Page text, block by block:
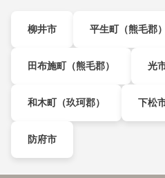
柳井市 平生町（熊毛郡）
田布施町（熊毛郡） 光
和木町（玖珂郡） 下松
防府市